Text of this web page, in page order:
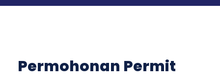
Permohonan Permit